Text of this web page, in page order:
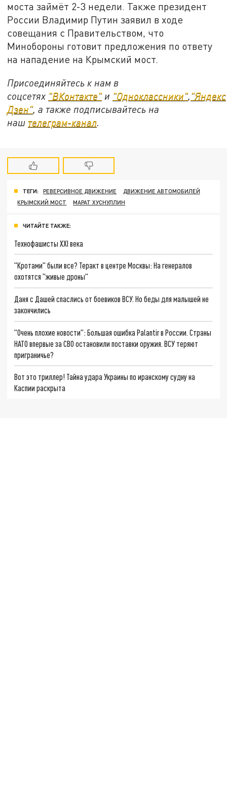
моста займёт 2-3 недели. Также президент
России Владимир Путин заявил в ходе
совещания с Правительством, что
Минобороны готовит предложения по ответу
на нападение на Крымский мост.
Присоединяйтесь к нам в
соцсетях "ВКонтакте" и "Одноклассники", "Яндекс
Дзен", а также подписывайтесь на
наш телеграм-канал.
ТЕГИ: РЕВЕРСИВНОЕ ДВИЖЕНИЕ
ДВИЖЕНИЕ АВТОМОБИЛЕЙ
КРЫМСКИЙ МОСТ
МАРАТ ХУСНУЛЛИН
ЧИТАЙТЕ ТАКЖЕ:
Технофашисты XXI века
"Кротами" были все? Теракт в центре Москвы: На генералов
охотятся "живые дроны"
Даня с Дашей спаслись от боевиков ВСУ. Но беды для малышей не
закончились
"Очень плохие новости": Большая ошибка Palantir в России. Страны
НАТО впервые за СВО остановили поставки оружия. ВСУ теряют
приграничье?
Вот это триллер! Тайна удара Украины по иранскому судну на
Каспии раскрыта